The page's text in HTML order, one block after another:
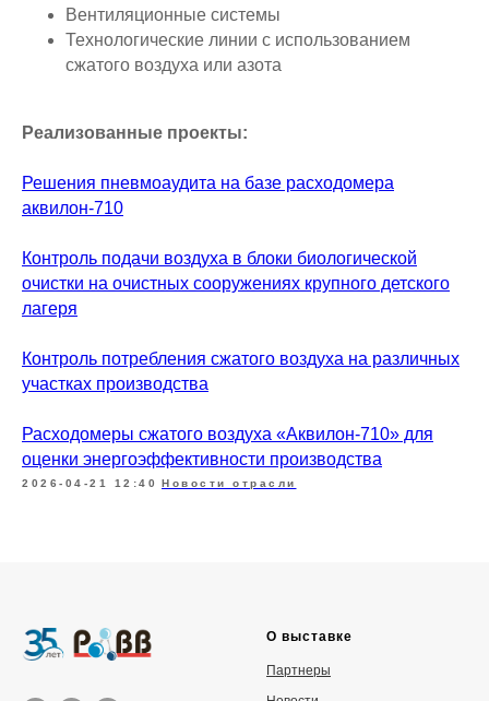
Вентиляционные системы
Технологические линии с использованием
сжатого воздуха или азота
Реализованные проекты:
Решения пневмоаудита на базе расходомера
аквилон-710
Контроль подачи воздуха в блоки биологической
очистки на очистных сооружениях крупного детского
лагеря
Контроль потребления сжатого воздуха на различных
участках производства
Расходомеры сжатого воздуха «Аквилон-710» для
оценки энергоэффективности производства
2026-04-21 12:40 Новости отрасли
О выставке
Партнеры